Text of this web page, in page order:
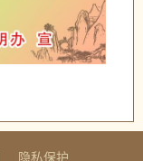
隐私保护